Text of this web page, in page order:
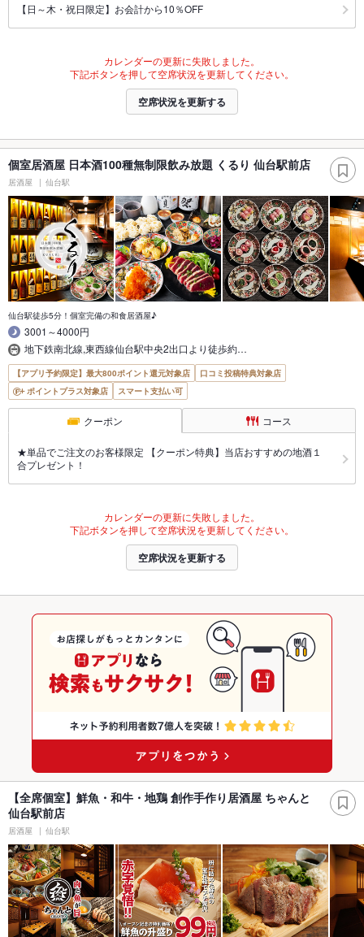
【日～木・祝日限定】お会計から10％OFF
カレンダーの更新に失敗しました。
下記ボタンを押して空席状況を更新してください。
空席状況を更新する
個室居酒屋 日本酒100種無制限飲み放題 くるり 仙台駅前店
居酒屋 仙台駅
仙台駅徒歩5分！個室完備の和食居酒屋♪
3001～4000円
地下鉄南北線,東西線仙台駅中央2出口より徒歩約…
【アプリ予約限定】最大800ポイント還元対象店
口コミ投稿特典対象店
ポイントプラス対象店
スマート支払い可
クーポン コース
★単品でご注文のお客様限定 【クーポン特典】当店おすすめの地酒１
合プレゼント！
カレンダーの更新に失敗しました。
下記ボタンを押して空席状況を更新してください。
空席状況を更新する
【全席個室】鮮魚・和牛・地鶏 創作手作り居酒屋 ちゃんと
仙台駅前店
居酒屋 仙台駅